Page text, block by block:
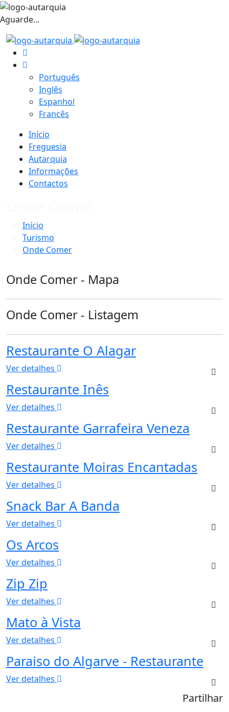
Aguarde...
Português
Inglês
Espanhol
Francês
Início
Freguesia
Autarquia
Informações
Contactos
Início
Turismo
Onde Comer
Onde Comer - Mapa
Onde Comer - Listagem
Restaurante O Alagar
Ver detalhes
Restaurante Inês
Ver detalhes
Restaurante Garrafeira Veneza
Ver detalhes
Restaurante Moiras Encantadas
Ver detalhes
Snack Bar A Banda
Ver detalhes
Os Arcos
Ver detalhes
Zip Zip
Ver detalhes
Mato à Vista
Ver detalhes
Paraiso do Algarve - Restaurante
Ver detalhes
Partilhar